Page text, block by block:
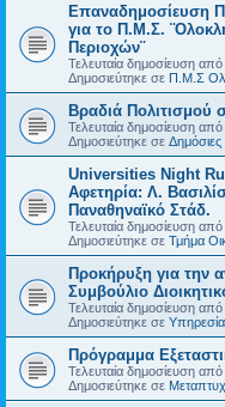
Επαναδημοσίευση
για το Π.Μ.Σ.
Περιοχών¨
Τελευταία δημοσίευση από
Δημοσιεύτηκε σε Π.Μ.Σ
Βραδιά Πολιτισμού
Τελευταία δημοσίευση από
Δημοσιεύτηκε σε Δημόσιες
Universities Night
Αφετηρία: Λ.
Παναθηναϊκό Στάδ.
Τελευταία δημοσίευση από
Δημοσιεύτηκε σε Τμήμα
Προκήρυξη για την
Συμβούλιο
Τελευταία δημοσίευση από
Δημοσιεύτηκε σε
Πρόγραμμα
Τελευταία δημοσίευση από
Δημοσιεύτηκε σε